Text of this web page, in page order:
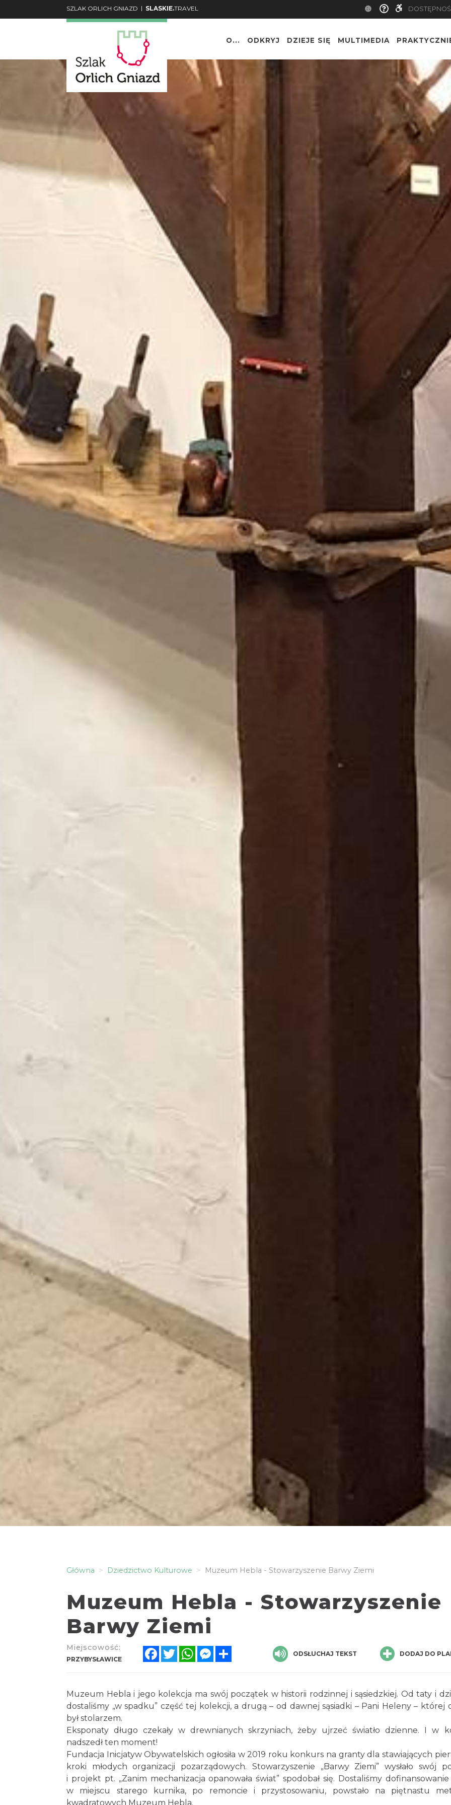
SZLAK ORLICH GNIAZD | SLASKIE.TRAVEL
O... ODKRYJ DZIEJE SIĘ MULTIMEDIA
Główna Dziedzictwo Kulturowe Muzeum Hebla - Stowarzyszenie Barwy Ziemi
Muzeum Hebla - Stowarzyszenie
Barwy Ziemi
Miejscowość:
PRZYBYSŁAWICE
FacebookTwitterWhatsAppMessenger ODSŁUCHAJ TEKST DODAJ DO
Muzeum Hebla i jego kolekcja ma swój początek w historii rodzinnej i sąsiedzkiej. Od taty i
dostaliśmy „w spadku” część tej kolekcji, a drugą – od dawnej sąsiadki – Pani Heleny – której
był stolarzem.
Eksponaty długo czekały w drewnianych skrzyniach, żeby ujrzeć światło dzienne. I w
nadszedł ten moment!
Fundacja Inicjatyw Obywatelskich ogłosiła w 2019 roku konkurs na granty dla stawiających
kroki młodych organizacji pozarządowych. Stowarzyszenie „Barwy Ziemi” wysłało swój
i projekt pt. „Zanim mechanizacja opanowała świat” spodobał się. Dostaliśmy
w miejscu starego kurnika, po remoncie i przystosowaniu, powstało na piętnastu
kwadratowych Muzeum Hebla.